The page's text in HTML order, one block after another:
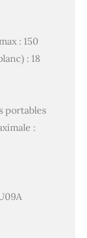
: 150
: 18
portables
: